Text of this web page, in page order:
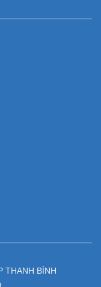
THANH BÌNH